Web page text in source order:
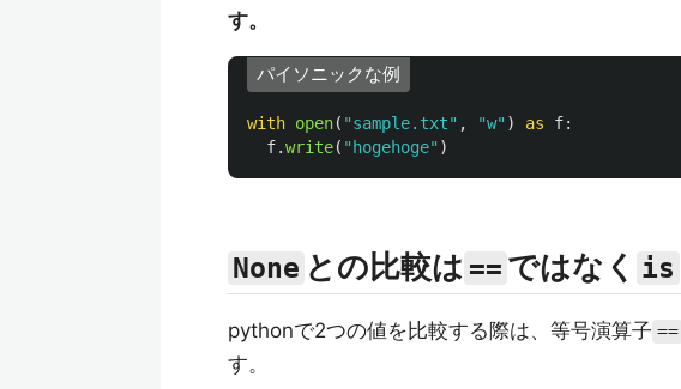
す。
パイソニックな例
with open( "sample.txt" , "w" ) as f:
f.write( " hogehoge" )
None との比較は == ではなく is
pythonで2つの値を比較する際は、等号演算子 ==
す。